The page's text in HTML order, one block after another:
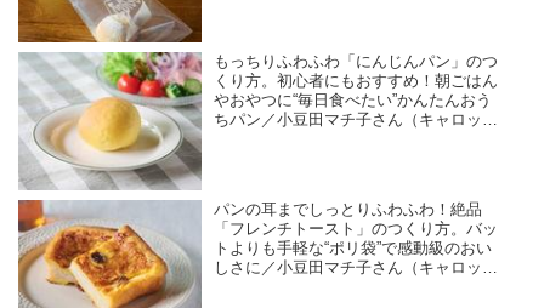
もっちりふわふわ「にんじんパン」のつ
くり方。初心者にもおすすめ！朝ごはん
やおやつに“毎日食べたい”かんたんおう
ちパン／小豆田マチ子さん（キャロット
パンの耳までしっとりふわふわ！絶品
「フレンチトースト」のつくり方。バッ
トよりも手軽な“ポリ袋”で感動級のおい
しさに／小豆田マチ子さん（キャロット